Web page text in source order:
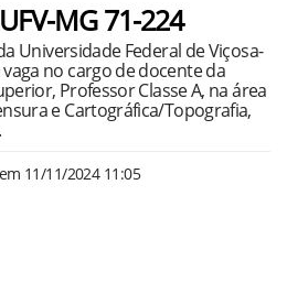
MG 71-224
Universidade Federal de Viçosa-
no cargo de docente da
Professor Classe A, na área
e Cartográfica/Topografia,
11/11/2024 11:05